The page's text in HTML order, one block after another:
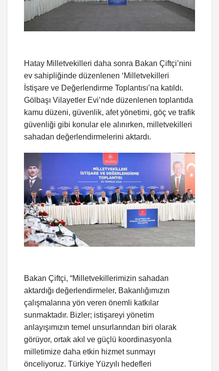
Hatay Milletvekilleri daha sonra Bakan Çiftçi’nini
ev sahipliğinde düzenlenen ‘Milletvekilleri
İstişare ve Değerlendirme Toplantısı’na katıldı.
Gölbaşı Vilayetler Evi’nde düzenlenen toplantıda
kamu düzeni, güvenlik, afet yönetimi, göç ve trafik
güvenliği gibi konular ele alınırken, milletvekilleri
sahadan değerlendirmelerini aktardı.
Bakan Çiftçi, “Milletvekillerimizin sahadan
aktardığı değerlendirmeler, Bakanlığımızın
çalışmalarına yön veren önemli katkılar
sunmaktadır. Bizler; istişareyi yönetim
anlayışımızın temel unsurlarından biri olarak
görüyor, ortak akıl ve güçlü koordinasyonla
milletimize daha etkin hizmet sunmayı
önceliyoruz. Türkiye Yüzyılı hedefleri